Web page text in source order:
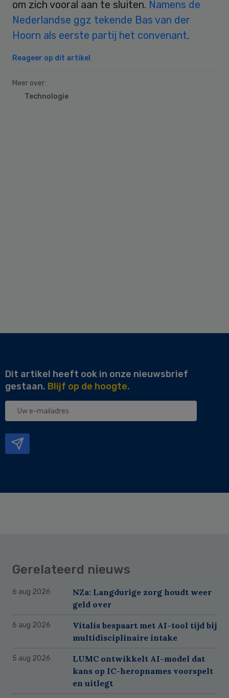
om zich vooral aan te sluiten. Namens de
Nederlandse ggz tekende Bas van der
Hoorn als eerste partij het convenant.
Reageer op dit artikel
Meer over:
Technologie
Dit artikel heeft ook in onze nieuwsbrief
gestaan. Blijf op de hoogte.
Uw
Gerelateerd nieuws
6 aug 2026
NZa: Langdurige zorg houdt weer
geld over
6 aug 2026
Vitalis bespaart met AI-tool tijd bij
multidisciplinaire intake
5 aug 2026
LUMC ontwikkelt AI-model dat
kans op IC-heropnames voorspelt
en uitlegt